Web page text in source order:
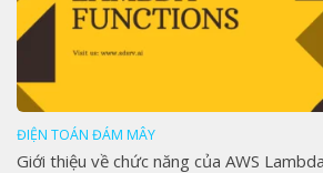
ĐIỆN TOÁN ĐÁM MÂY
Giới thiệu về chức năng của AWS Lambda